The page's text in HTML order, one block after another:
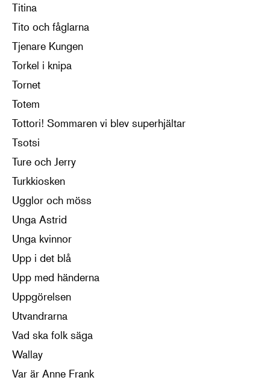
Titina
Tito och fåglarna
Tjenare Kungen
Torkel i knipa
Tornet
Totem
Tottori! Sommaren vi blev superhjältar
Tsotsi
Ture och Jerry
Turkkiosken
Ugglor och möss
Unga Astrid
Unga kvinnor
Upp i det blå
Upp med händerna
Uppgörelsen
Utvandrarna
Vad ska folk säga
Wallay
Var är Anne Frank